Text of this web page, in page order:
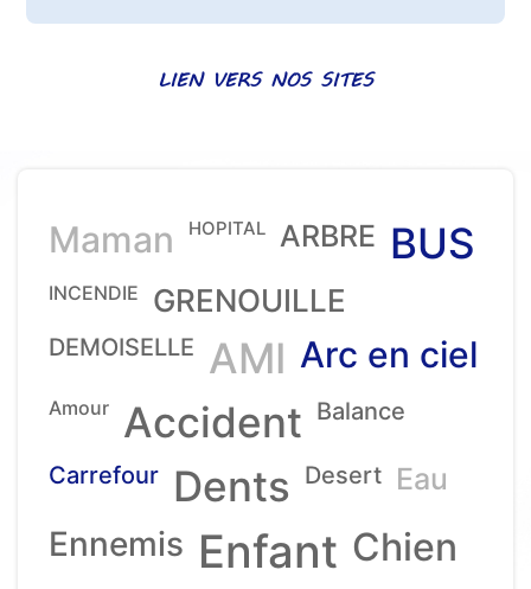
LIEN VERS NOS SITES
Maman HOPITAL ARBRE BUS
INCENDIE GRENOUILLE
DEMOISELLE AMI Arc en ciel
Amour Accident Balance
Carrefour Dents Desert Eau
Ennemis Enfant Chien